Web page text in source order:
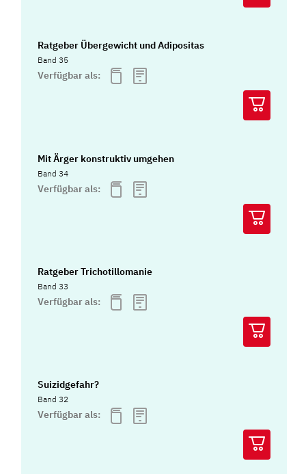
Ratgeber Übergewicht und Adipositas
Band 35
Verfügbar als:
Mit Ärger konstruktiv umgehen
Band 34
Verfügbar als:
Ratgeber Trichotillomanie
Band 33
Verfügbar als:
Suizidgefahr?
Band 32
Verfügbar als: